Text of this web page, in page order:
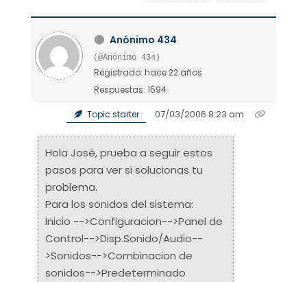
Anónimo 434
(@Anónimo 434)
Registrado: hace 22 años
Respuestas: 1594
Topic starter 07/03/2006 8:23 am
Hola José, prueba a seguir estos
pasos para ver si solucionas tu
problema.
Para los sonidos del sistema:
Inicio -->Configuracion-->Panel de
Control-->Disp.Sonido/Audio--
>Sonidos-->Combinacion de
sonidos-->Predeterminado